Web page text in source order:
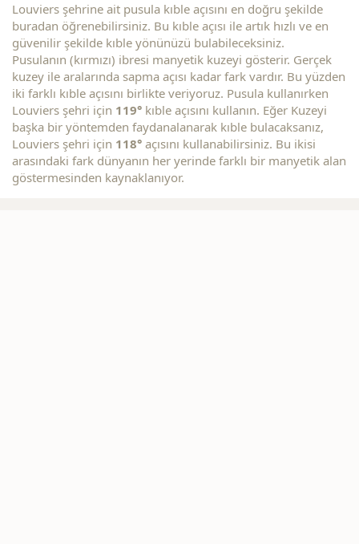
Louviers şehrine ait pusula kıble açısını en doğru şekilde
buradan öğrenebilirsiniz. Bu kıble açısı ile artık hızlı ve en
güvenilir şekilde kıble yönünüzü bulabileceksiniz.
Pusulanın (kırmızı) ibresi manyetik kuzeyi gösterir. Gerçek
kuzey ile aralarında sapma açısı kadar fark vardır. Bu yüzden
iki farklı kıble açısını birlikte veriyoruz. Pusula kullanırken
Louviers şehri için 119° kıble açısını kullanın. Eğer Kuzeyi
başka bir yöntemden faydanalanarak kıble bulacaksanız,
Louviers şehri için 118° açısını kullanabilirsiniz. Bu ikisi
arasındaki fark dünyanın her yerinde farklı bir manyetik alan
göstermesinden kaynaklanıyor.